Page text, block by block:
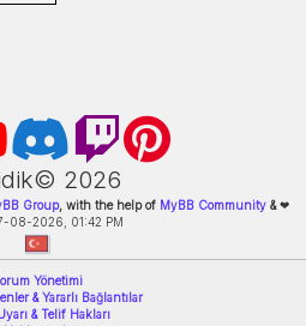
2026
Group, with the help of MyBB Community&❤
08-2026, 01:42 PM
Yönetimi
& Yararlı Bağlantılar
& Telif Hakları